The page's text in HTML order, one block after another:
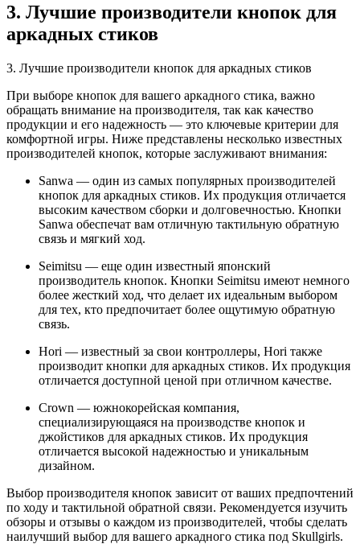
3. Лучшие производители кнопок для
аркадных стиков
3. Лучшие производители кнопок для аркадных стиков
При выборе кнопок для вашего аркадного стика, важно
обращать внимание на производителя, так как качество
продукции и его надежность — это ключевые критерии для
комфортной игры. Ниже представлены несколько известных
производителей кнопок, которые заслуживают внимания:
Sanwa — один из самых популярных производителей
кнопок для аркадных стиков. Их продукция отличается
высоким качеством сборки и долговечностью. Кнопки
Sanwa обеспечат вам отличную тактильную обратную
связь и мягкий ход.
Seimitsu — еще один известный японский
производитель кнопок. Кнопки Seimitsu имеют немного
более жесткий ход, что делает их идеальным выбором
для тех, кто предпочитает более ощутимую обратную
связь.
Hori — известный за свои контроллеры, Hori также
производит кнопки для аркадных стиков. Их продукция
отличается доступной ценой при отличном качестве.
Crown — южнокорейская компания,
специализирующаяся на производстве кнопок и
джойстиков для аркадных стиков. Их продукция
отличается высокой надежностью и уникальным
дизайном.
Выбор производителя кнопок зависит от ваших предпочтений
по ходу и тактильной обратной связи. Рекомендуется изучить
обзоры и отзывы о каждом из производителей, чтобы сделать
наилучший выбор для вашего аркадного стика под Skullgirls.